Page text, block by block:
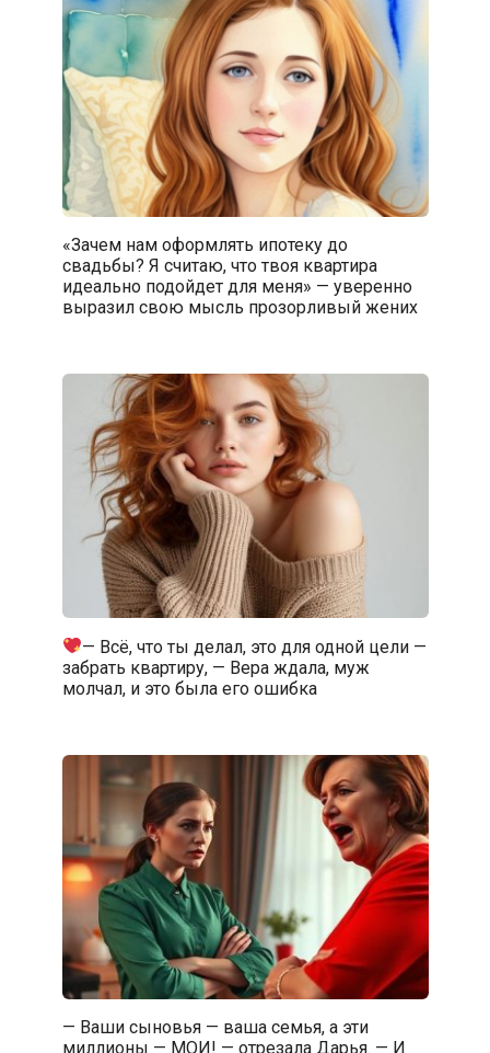
«Зачем нам оформлять ипотеку до
свадьбы? Я считаю, что твоя квартира
идеально подойдет для меня» — уверенно
выразил свою мысль прозорливый жених
— Всё, что ты делал, это для одной цели —
забрать квартиру, — Вера ждала, муж
молчал, и это была его ошибка
— Ваши сыновья — ваша семья, а эти
миллионы — МОИ! — отрезала Дарья. — И